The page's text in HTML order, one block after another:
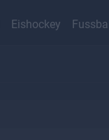
Eishockey